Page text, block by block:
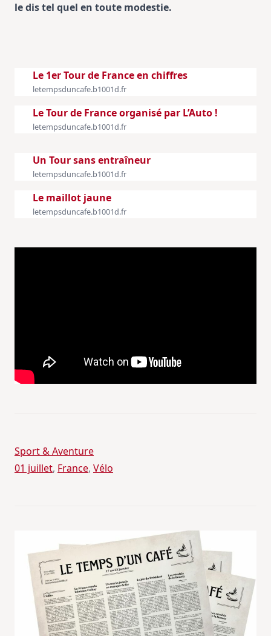
le dis tel quel en toute modestie.
Le 1er Tour de France en chiffres
letempsduncafe.b1001d.fr
Le Tour de France organisé par L’Auto !
letempsduncafe.b1001d.fr
Un Tour sans entraîneur
letempsduncafe.b1001d.fr
Le maillot jaune
letempsduncafe.b1001d.fr
Sport & Aventure
01 juillet, France, Vélo